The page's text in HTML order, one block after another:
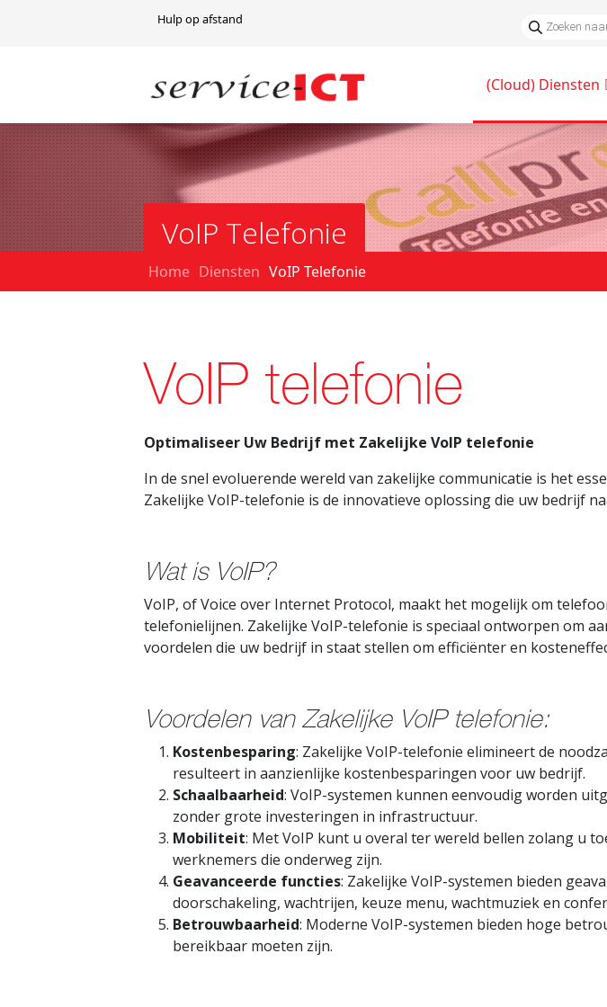
Hulp op afstand
(Cloud) Diensten
VoIP Telefonie
Home Diensten VoIP Telefonie
VoIP telefonie
Optimaliseer Uw Bedrijf met Zakelijke VoIP telefonie
In de snel evoluerende wereld van zakelijke communicatie is het
Zakelijke VoIP-telefonie is de innovatieve oplossing die uw bedrijf
Wat is VoIP?
VoIP, of Voice over Internet Protocol, maakt het mogelijk om
telefonielijnen. Zakelijke VoIP-telefonie is speciaal ontworpen om
voordelen die uw bedrijf in staat stellen om efficiënter en
Voordelen van Zakelijke VoIP telefonie:
Kostenbesparing: Zakelijke VoIP-telefonie elimineert de
resulteert in aanzienlijke kostenbesparingen voor uw bedrijf.
Schaalbaarheid: VoIP-systemen kunnen eenvoudig worden
zonder grote investeringen in infrastructuur.
Mobiliteit: Met VoIP kunt u overal ter wereld bellen zolang u
werknemers die onderweg zijn.
Geavanceerde functies: Zakelijke VoIP-systemen bieden
doorschakeling, wachtrijen, keuze menu, wachtmuziek en
Betrouwbaarheid: Moderne VoIP-systemen bieden hoge
bereikbaar moeten zijn.